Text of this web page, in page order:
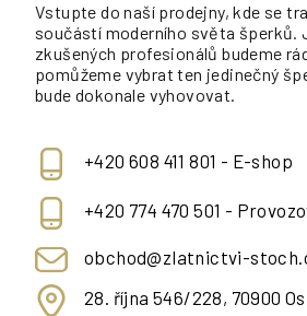
Vstupte do naší prodejny, kde se
součástí moderního světa šperků.
zkušených profesionálů budeme
pomůžeme vybrat ten jedinečný
bude dokonale vyhovovat.
+420 608 411 801 - E-shop
+420 774 470 501 -
obchod@zlatnictvi-
28. října 546/228, 70900